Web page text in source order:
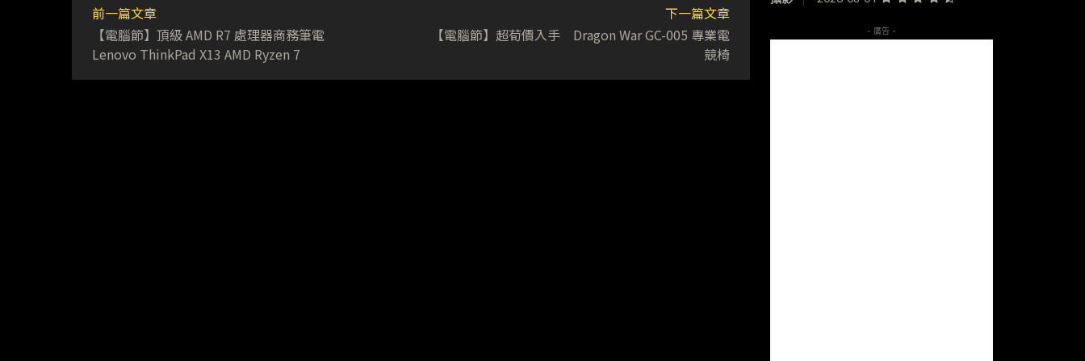
前一篇文章
【電腦節】頂級 AMD R7 處理器商務筆電
Lenovo ThinkPad X13 AMD Ryzen 7
下一篇文章
【電腦節】超荀價入手 Dragon War GC-005 專業電
競椅
- 廣告 -